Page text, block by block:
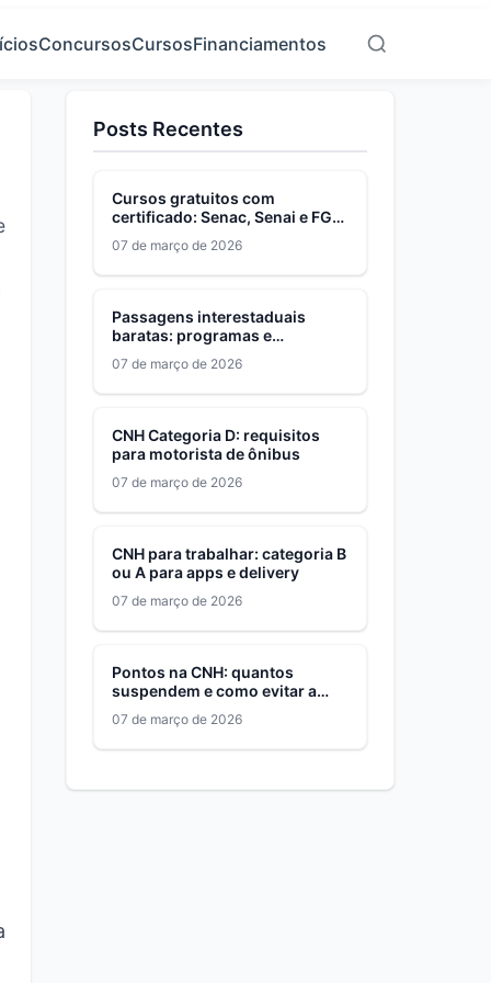
ConcursosCursosFinanciamentos
Posts Recentes
Cursos gratuitos com
certificado: Senac, Senai e FGV
07 de março de 2026
Passagens interestaduais
baratas: programas e
07 de março de 2026
CNH Categoria D: requisitos
para motorista de ônibus
07 de março de 2026
CNH para trabalhar: categoria B
ou A para apps e delivery
07 de março de 2026
Pontos na CNH: quantos
suspendem e como evitar a
07 de março de 2026